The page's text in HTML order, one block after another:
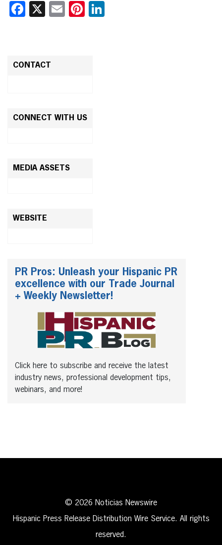
Facebook
X EmailPinterest
CONTACT
CONNECT WITH US
MEDIA ASSETS
WEBSITE
PR Pros: Unleash your Hispanic PR
excellence with our Trade Journal
+ Weekly Newsletter!
Click here to subscribe and receive the latest
industry news, professional development tips,
webinars, and more!
© 2026 Noticias Newswire
Hispanic Press Release Distribution Wire Service. All rights
reserved.